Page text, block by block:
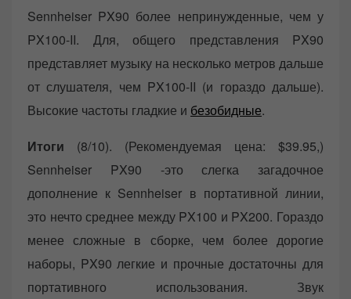
Sennheiser PX90 более непринужденные, чем у
PX100-II. Для, общего представления PX90
представляет музыку на несколько метров дальше
от слушателя, чем PX100-II (и гораздо дальше).
Высокие частоты гладкие и безобидные.
Итоги (8/10). (Рекомендуемая цена: $39.95,)
Sennheiser PX90 -это слегка загадочное
дополнение к Sennheiser в портативной линии,
это нечто среднее между PX100 и PX200. Гораздо
менее сложные в сборке, чем более дорогие
наборы, PX90 легкие и прочные достаточны для
портативного использования. Звук